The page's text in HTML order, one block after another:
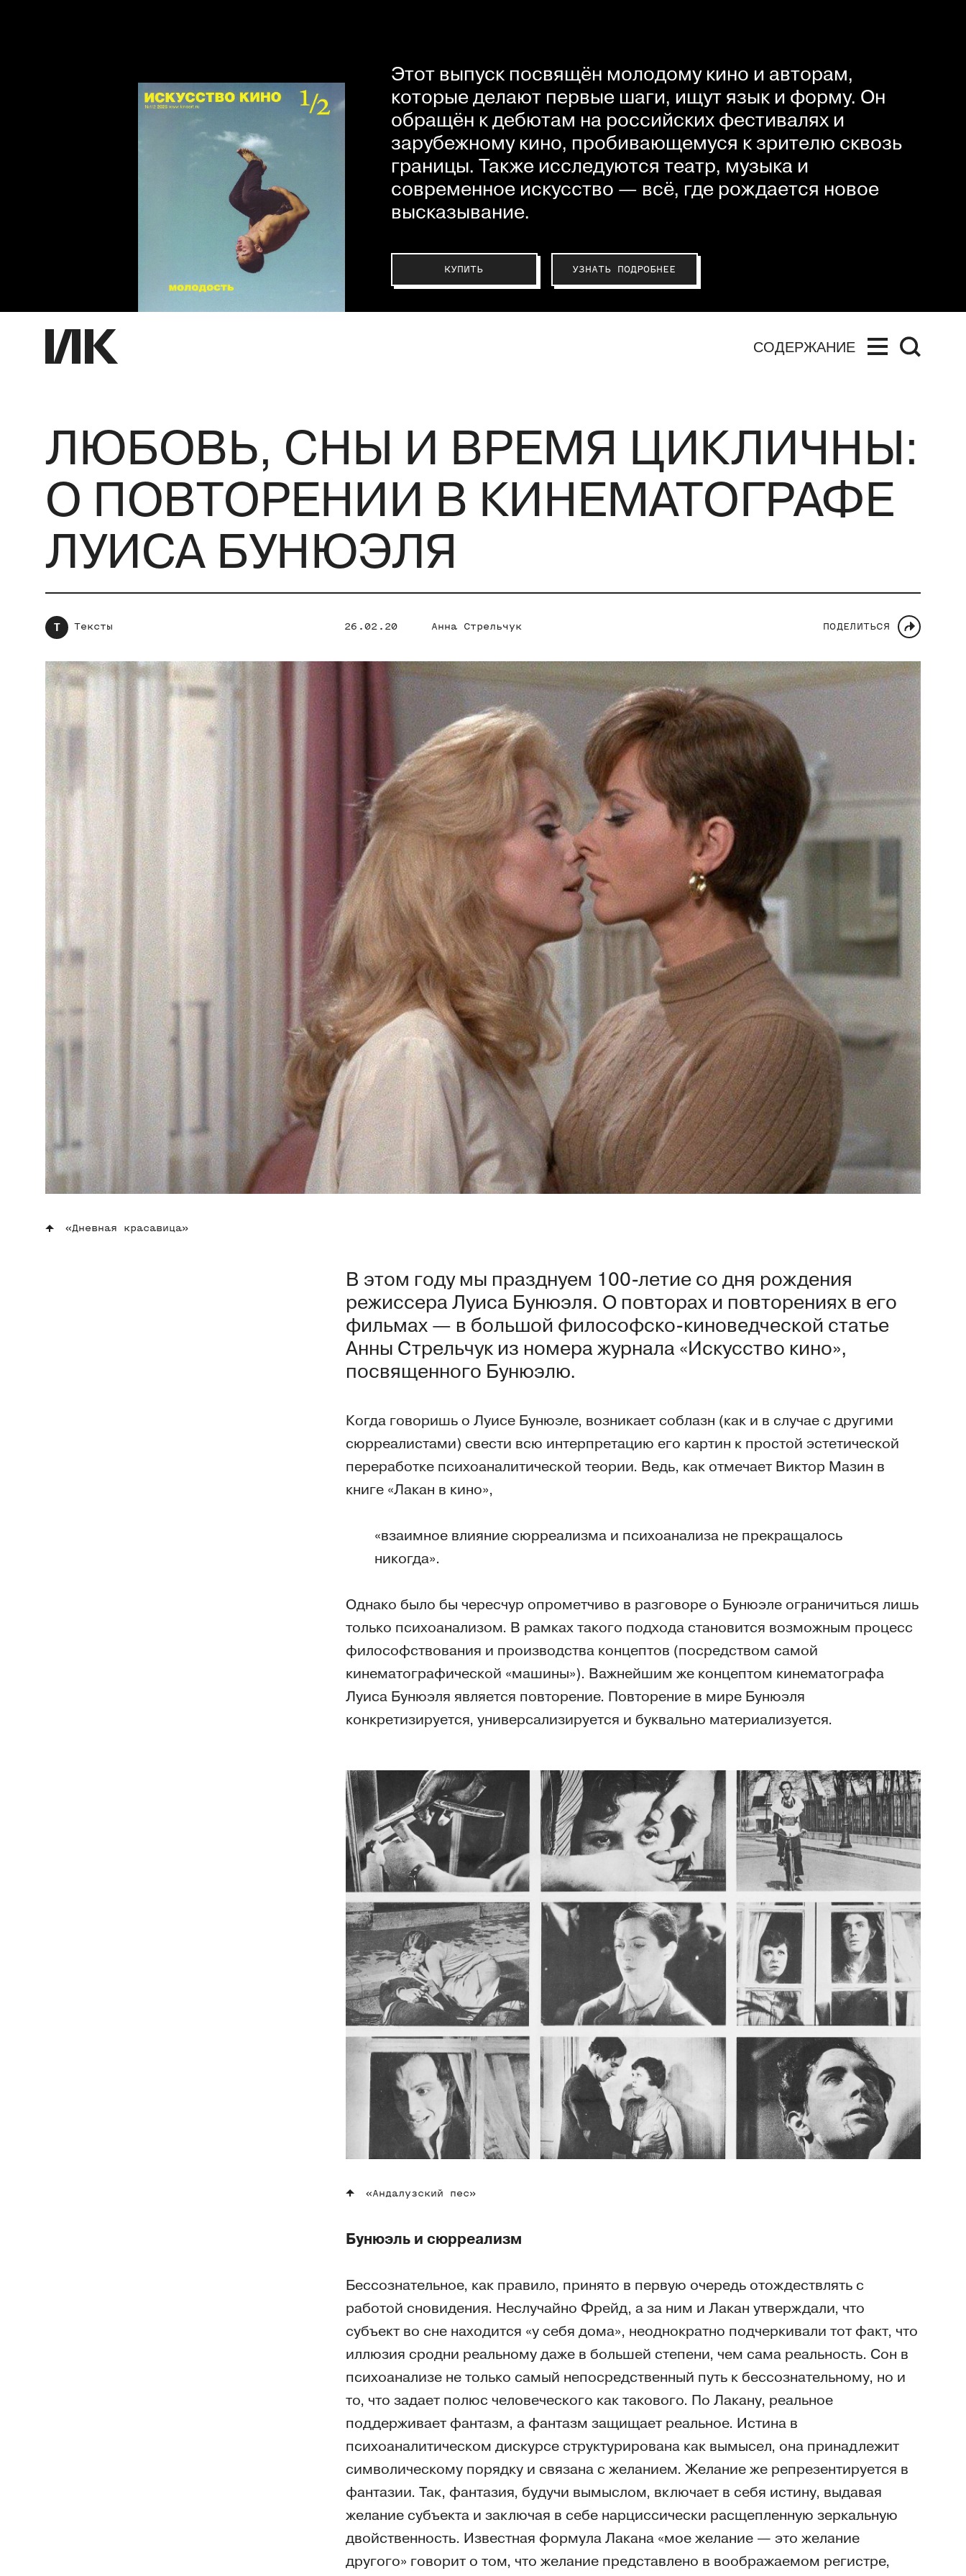
Этот выпуск посвящён молодому кино и авторам,
которые делают первые шаги, ищут язык и форму. Он
обращён к дебютам на российских фестивалях и
зарубежному кино, пробивающемуся к зрителю сквозь
границы. Также исследуются театр, музыка и
современное искусство — всё, где рождается новое
высказывание.
КУПИТЬ УЗНАТЬ ПОДРОБНЕЕ
СОДЕРЖАНИЕ
ЛЮБОВЬ, СНЫ И ВРЕМЯ ЦИКЛИЧНЫ:
О ПОВТОРЕНИИ В КИНЕМАТОГРАФЕ
ЛУИСА БУНЮЭЛЯ
Т Тексты 26.02.20 Анна Стрельчук ПОДЕЛИТЬСЯ
«Дневная красавица»
В этом году мы празднуем 100-летие со дня рождения
режиссера Луиса Бунюэля. О повторах и повторениях в его
фильмах — в большой философско-киноведческой статье
Анны Стрельчук из номера журнала «Искусство кино»,
посвященного Бунюэлю.
Когда говоришь о Луисе Бунюэле, возникает соблазн (как и в случае с другими
сюрреалистами) свести всю интерпретацию его картин к простой эстетической
переработке психоаналитической теории. Ведь, как отмечает Виктор Мазин в
книге «Лакан в кино»,
«взаимное влияние сюрреализма и психоанализа не прекращалось
никогда».
Однако было бы чересчур опрометчиво в разговоре о Бунюэле ограничиться лишь
только психоанализом. В рамках такого подхода становится возможным процесс
философствования и производства концептов (посредством самой
кинематографической «машины»). Важнейшим же концептом кинематографа
Луиса Бунюэля является повторение. Повторение в мире Бунюэля
конкретизируется, универсализируется и буквально материализуется.
«Андалузский пес»
Бунюэль и сюрреализм
Бессознательное, как правило, принято в первую очередь отождествлять с
работой сновидения. Неслучайно Фрейд, а за ним и Лакан утверждали, что
субъект во сне находится «у себя дома», неоднократно подчеркивали тот факт, что
иллюзия сродни реальному даже в большей степени, чем сама реальность. Сон в
психоанализе не только самый непосредственный путь к бессознательному, но и
то, что задает полюс человеческого как такового. По Лакану, реальное
поддерживает фантазм, а фантазм защищает реальное. Истина в
психоаналитическом дискурсе структурирована как вымысел, она принадлежит
символическому порядку и связана с желанием. Желание же репрезентируется в
фантазии. Так, фантазия, будучи вымыслом, включает в себя истину, выдавая
желание субъекта и заключая в себе нарциссически расщепленную зеркальную
двойственность. Известная формула Лакана «мое желание — это желание
другого» говорит о том, что желание представлено в воображаемом регистре,